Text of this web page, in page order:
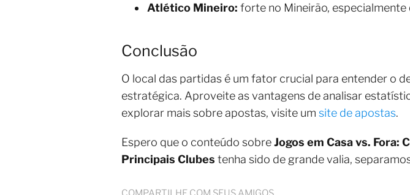
Atlético Mineiro: forte no Mineirão, especialmente
Conclusão
O local das partidas é um fator crucial para entender o
estratégica. Aproveite as vantagens de analisar
explorar mais sobre apostas, visite um site de apostas.
Espero que o conteúdo sobreJogos em Casa vs. Fora:
Principais Clubes tenha sido de grande valia,